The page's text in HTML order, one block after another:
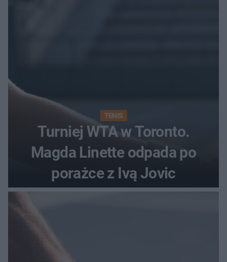
TENIS
Turniej WTA w Toronto.
Magda Linette odpada po
porażce z Ivą Jovic